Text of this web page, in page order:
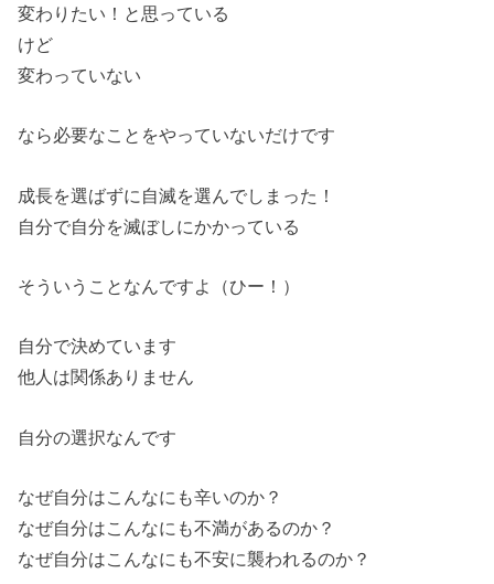
変わりたい！と思っている
けど
変わっていない
なら必要なことをやっていないだけです
成長を選ばずに自滅を選んでしまった！
自分で自分を滅ぼしにかかっている
そういうことなんですよ（ひー！）
自分で決めています
他人は関係ありません
自分の選択なんです
なぜ自分はこんなにも辛いのか？
なぜ自分はこんなにも不満があるのか？
なぜ自分はこんなにも不安に襲われるのか？